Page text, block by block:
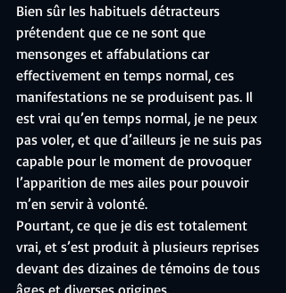
Bien sûr les habituels détracteurs
prétendent que ce ne sont que
mensonges et affabulations car
effectivement en temps normal, ces
manifestations ne se produisent pas. Il
est vrai qu’en temps normal, je ne peux
pas voler, et que d’ailleurs je ne suis pas
capable pour le moment de provoquer
l’apparition de mes ailes pour pouvoir
m’en servir à volonté.
Pourtant, ce que je dis est totalement
vrai, et s’est produit à plusieurs reprises
devant des dizaines de témoins de tous
âges et diverses origines.